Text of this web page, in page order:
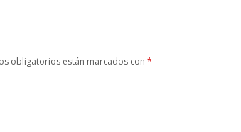
obligatorios están marcados con *